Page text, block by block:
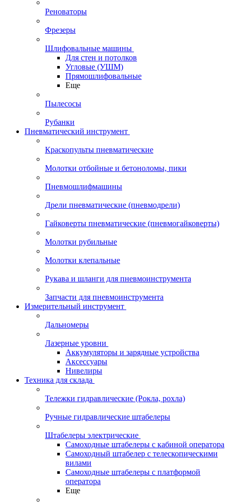
Реноваторы
Фрезеры
Шлифовальные машины
Для стен и потолков
Угловые (УШМ)
Прямошлифовальные
Еще
Пылесосы
Рубанки
Пневматический инструмент
Краскопульты пневматические
Молотки отбойные и бетоноломы, пики
Пневмошлифмашины
Дрели пневматические (пневмодрели)
Гайковерты пневматические (пневмогайковерты)
Молотки рубильные
Молотки клепальные
Рукава и шланги для пневмоинструмента
Запчасти для пневмоинструмента
Измерительный инструмент
Дальномеры
Лазерные уровни
Аккумуляторы и зарядные устройства
Аксессуары
Нивелиры
Техника для склада
Тележки гидравлические (Рокла, рохла)
Ручные гидравлические штабелеры
Штабелеры электрические
Самоходные штабелеры с кабиной оператора
Самоходный штабелер с телескопическими
вилами
Самоходные штабелеры с платформой
оператора
Еще